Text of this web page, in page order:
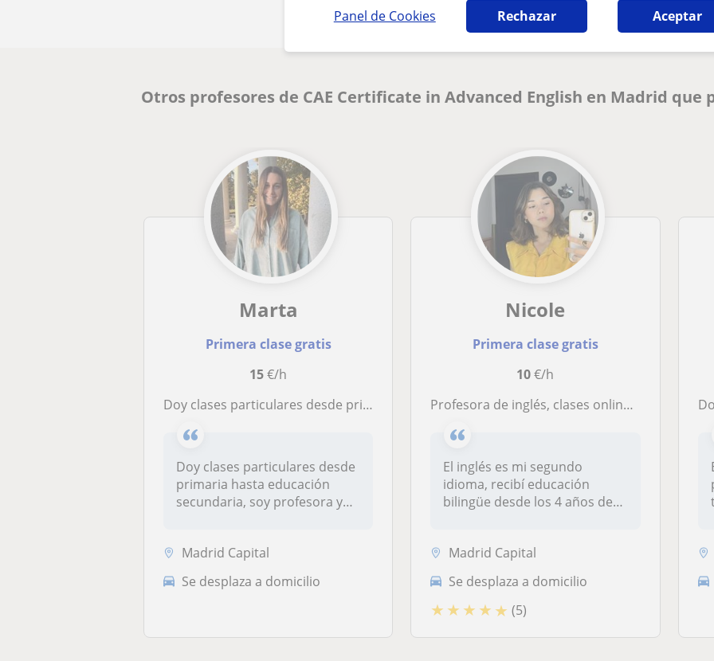
Panel de Cookies Rechazar Aceptar
Otros profesores de CAE Certificate in Advanced English en Madrid
Marta
Primera clase gratis
15€/h
Doy clases particulares desde primaria hasta educación secundaria, soy profesora y me gustaría dedicar mis tardes libres a seguir haciendo lo que más me gusta
Doy clases particulares desde
primaria hasta educación
secundaria, soy profesora y
Madrid Capital
Se desplaza a domicilio
Nicole
Primera clase gratis
10€/h
Profesora de inglés, clases online particulares que incluyen actividades y deberes
El inglés es mi segundo
idioma, recibí educación
bilingüe desde los 4 años de
Madrid Capital
Se desplaza a domicilio
★ ★ ★ ★ ★ (5)